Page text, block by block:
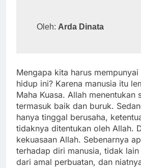
Oleh: Arda Dinata
Mengapa kita harus
hidup ini? Karena manusia itu
Maha Kuasa. Allah menentukan
termasuk baik dan buruk.
hanya tinggal berusaha,
tidaknya ditentukan oleh Allah.
kekuasaan Allah. Sebenarnya
terhadap diri manusia, tidak
dari amal perbuatan, dan